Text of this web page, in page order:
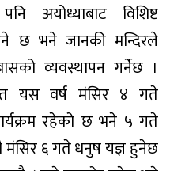
अयोध्याबाट विशिष्ट
छ भने जानकी मन्दिरले
व्यवस्थापन गर्नेछ ।
यस वर्ष मंसिर ४ गते
रहेको छ भने ५ गते
मंसिर ६ गते धनुष यज्ञ हुनेछ